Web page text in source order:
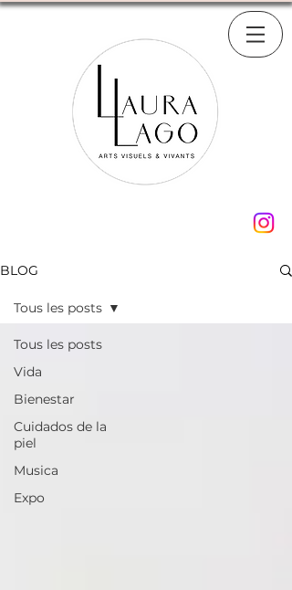
BLOG
Tous les posts
Vida
Bienestar
Cuidados de la
piel
Musica
Expo
Tous les posts